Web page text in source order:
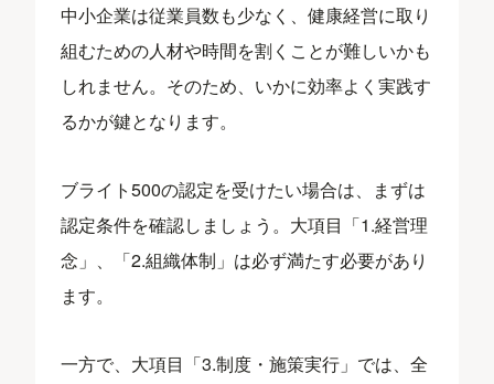
中小企業は従業員数も少なく、健康経営に取り
組むための人材や時間を割くことが難しいかも
しれません。そのため、いかに効率よく実践す
るかが鍵となります。
ブライト500の認定を受けたい場合は、まずは
認定条件を確認しましょう。大項目「1.経営理
念」、「2.組織体制」は必ず満たす必要があり
ます。
一方で、大項目「3.制度・施策実行」では、全